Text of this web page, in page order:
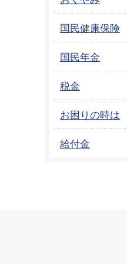
国民健康保険
国民年金
税金
お困りの時は
給付金